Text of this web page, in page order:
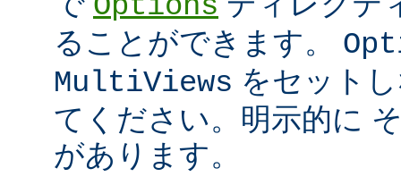
ることができます。
MultiViews をセット
てください。明示的に
があります。